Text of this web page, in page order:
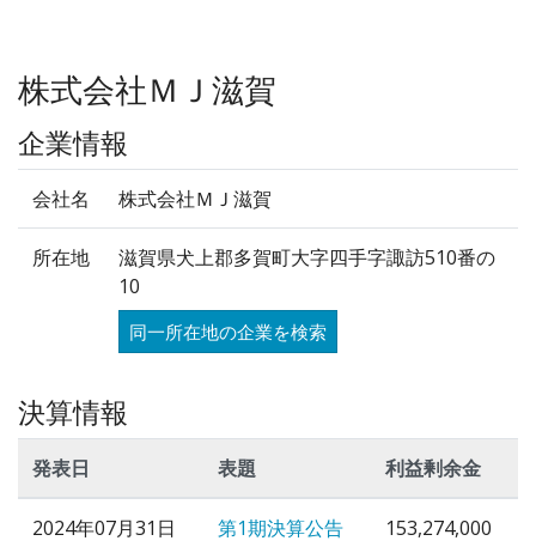
株式会社ＭＪ滋賀
企業情報
会社名 株式会社ＭＪ滋賀
所在地
滋賀県犬上郡多賀町大字四手字諏訪510番の
10
同一所在地の企業を検索
決算情報
発表日 表題 利益剰余金
2024年07月31日 第1期決算公告 153,274,000